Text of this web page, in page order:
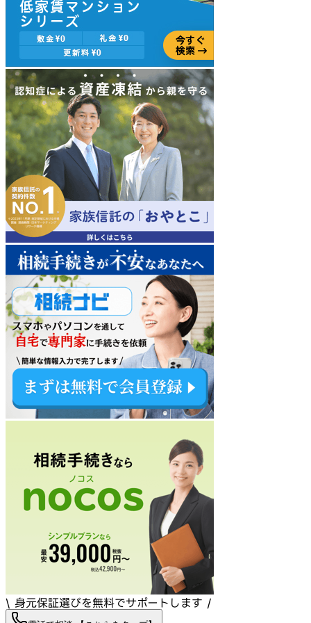
\ 身元保証選びを無料でサポートします /